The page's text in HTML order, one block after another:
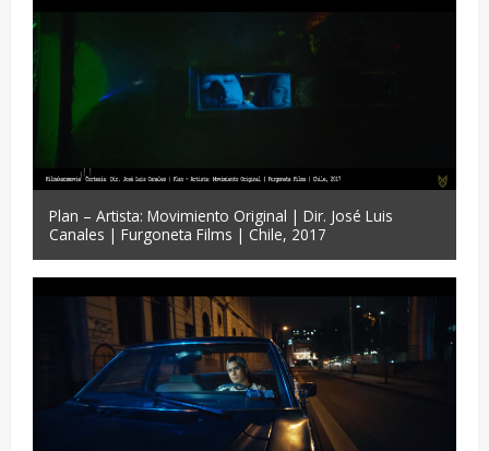
Plan – Artista: Movimiento Original | Dir. José Luis
Canales | Furgoneta Films | Chile, 2017